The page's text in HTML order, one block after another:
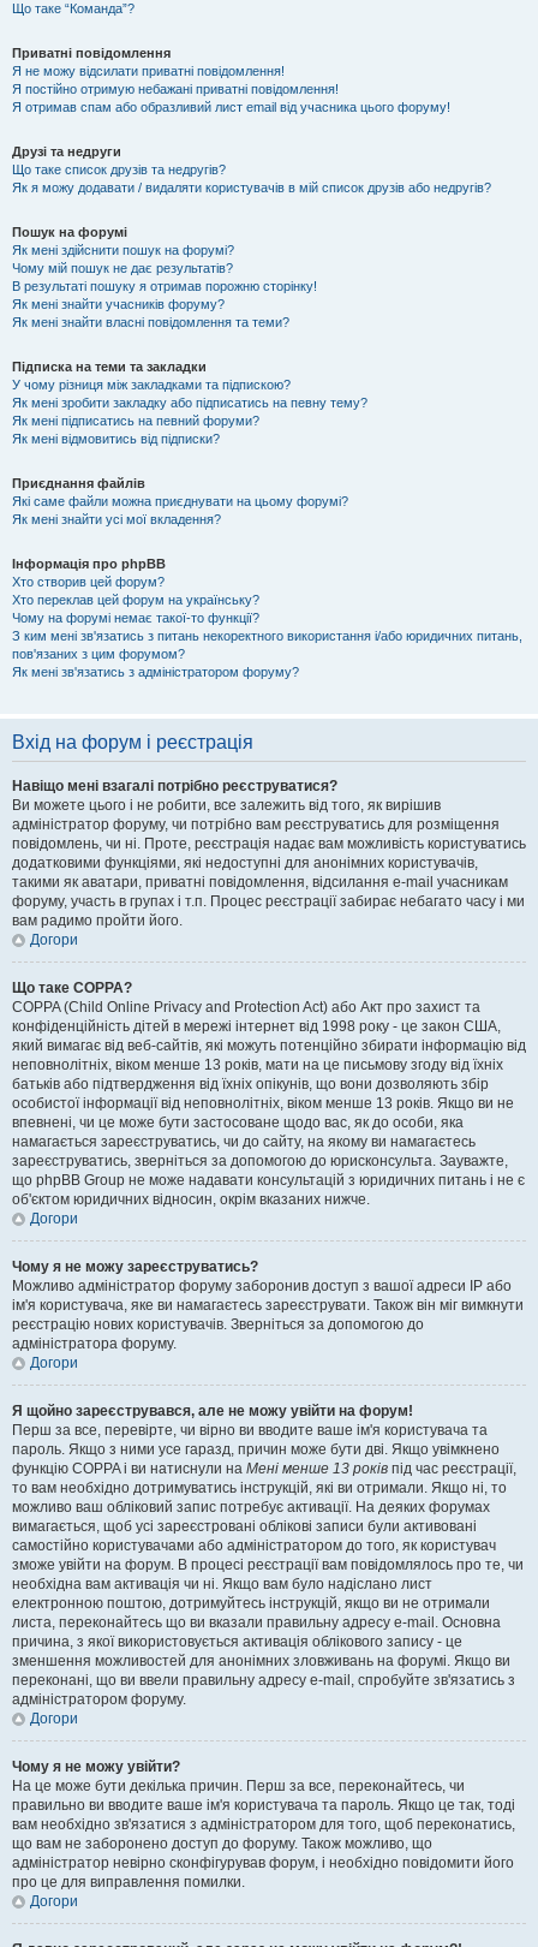
Що таке “Команда”?
Приватні повідомлення
Я не можу відсилати приватні повідомлення!
Я постійно отримую небажані приватні повідомлення!
Я отримав спам або образливий лист email від учасника цього форуму!
Друзі та недруги
Що таке список друзів та недругів?
Як я можу додавати / видаляти користувачів в мій список друзів або недругів?
Пошук на форумі
Як мені здійснити пошук на форумі?
Чому мій пошук не дає результатів?
В результаті пошуку я отримав порожню сторінку!
Як мені знайти учасників форуму?
Як мені знайти власні повідомлення та теми?
Підписка на теми та закладки
У чому різниця між закладками та підпискою?
Як мені зробити закладку або підписатись на певну тему?
Як мені підписатись на певний форуми?
Як мені відмовитись від підписки?
Приєднання файлів
Які саме файли можна приєднувати на цьому форумі?
Як мені знайти усі мої вкладення?
Інформація про phpBB
Хто створив цей форум?
Хто переклав цей форум на українську?
Чому на форумі немає такої-то функції?
З ким мені зв'язатись з питань некоректного використання і/або юридичних питань,
пов'язаних з цим форумом?
Як мені зв'язатись з адміністратором форуму?
Вхід на форум і реєстрація
Навіщо мені взагалі потрібно реєструватися?
Ви можете цього і не робити, все залежить від того, як вирішив
адміністратор форуму, чи потрібно вам реєструватись для розміщення
повідомлень, чи ні. Проте, реєстрація надає вам можливість користуватись
додатковими функціями, які недоступні для анонімних користувачів,
такими як аватари, приватні повідомлення, відсилання e-mail учасникам
форуму, участь в групах і т.п. Процес реєстрації забирає небагато часу і ми
вам радимо пройти його.
Догори
Що таке COPPA?
COPPA (Child Online Privacy and Protection Act) або Акт про захист та
конфіденційність дітей в мережі інтернет від 1998 року - це закон США,
який вимагає від веб-сайтів, які можуть потенційно збирати інформацію від
неповнолітніх, віком менше 13 років, мати на це письмову згоду від їхніх
батьків або підтвердження від їхніх опікунів, що вони дозволяють збір
особистої інформації від неповнолітніх, віком менше 13 років. Якщо ви не
впевнені, чи це може бути застосоване щодо вас, як до особи, яка
намагається зареєструватись, чи до сайту, на якому ви намагаєтесь
зареєструватись, зверніться за допомогою до юрисконсульта. Зауважте,
що phpBB Group не може надавати консультацій з юридичних питань і не є
об'єктом юридичних відносин, окрім вказаних нижче.
Догори
Чому я не можу зареєструватись?
Можливо адміністратор форуму заборонив доступ з вашої адреси IP або
ім'я користувача, яке ви намагаєтесь зареєструвати. Також він міг вимкнути
реєстрацію нових користувачів. Зверніться за допомогою до
адміністратора форуму.
Догори
Я щойно зареєструвався, але не можу увійти на форум!
Перш за все, перевірте, чи вірно ви вводите ваше ім'я користувача та
пароль. Якщо з ними усе гаразд, причин може бути дві. Якщо увімкнено
функцію COPPA і ви натиснули на Мені менше 13 років під час реєстрації,
то вам необхідно дотримуватись інструкцій, які ви отримали. Якщо ні, то
можливо ваш обліковий запис потребує активації. На деяких форумах
вимагається, щоб усі зареєстровані облікові записи були активовані
самостійно користувачами або адміністратором до того, як користувач
зможе увійти на форум. В процесі реєстрації вам повідомлялось про те, чи
необхідна вам активація чи ні. Якщо вам було надіслано лист
електронною поштою, дотримуйтесь інструкцій, якщо ви не отримали
листа, переконайтесь що ви вказали правильну адресу e-mail. Основна
причина, з якої використовується активація облікового запису - це
зменшення можливостей для анонімних зловживань на форумі. Якщо ви
переконані, що ви ввели правильну адресу e-mail, спробуйте зв'язатись з
адміністратором форуму.
Догори
Чому я не можу увійти?
На це може бути декілька причин. Перш за все, переконайтесь, чи
правильно ви вводите ваше ім'я користувача та пароль. Якщо це так, тоді
вам необхідно зв'язатися з адміністратором для того, щоб переконатись,
що вам не заборонено доступ до форуму. Також можливо, що
адміністратор невірно сконфігурував форум, і необхідно повідомити його
про це для виправлення помилки.
Догори